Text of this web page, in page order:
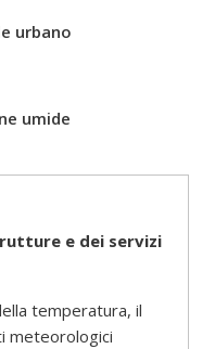
urbano
umide
e dei servizi
temperatura, il
meteorologici